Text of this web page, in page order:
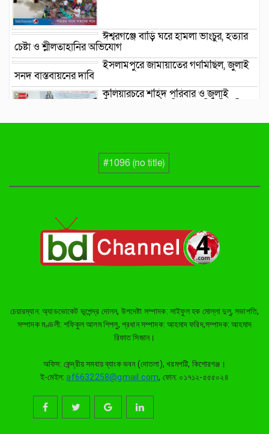
ঈশ্বরগঞ্জে বাড়ি ঘরে হামলা ভাংচুর, হত্যার
চেষ্টা ও শ্লীলতাহানির অভিযোগ
ইসলামপুরে জামায়াতের গণমিছিল, জুলাই
সনদ বাস্তবায়নের দাবি
কুলিয়ারচরে শহিদ পরিবার ও জুলাই
সমাবেশ থেকে জুলাই সনদ বাস্তবায়নের
দাবি
তাড়াইলে জুলাই গণঅভ্যুত্থান দিবস পালন,
সংবর্ধনা পেলেন জুলাই যোদ্ধারা
ইটনায় জুলাই গণঅভ্যুত্থান দিবস পালন
জুলাই গণঅভ্যুত্থান দিবসে কিশোরগঞ্জে
আলোচনাসভা ও সংবর্ধনা
#1096 (no title)
চেয়ারম্যান: অ্যাডভোকেট ভূপেন্দ্র দোলন, উপদেষ্টা সম্পাদক: সাইফুল হক মোল্লা দুলু, সভাপতি,
সম্পাদক মণ্ডলী: শফিকুল আলম শিপলু, প্রধান সম্পাদক: আহমাদ ফরিদ,সম্পাদক: আহমাদ
রিফাত সিজান।
অফিস: কেন্দ্রীয় সমবায় ব্যাংক ভবন (দোতলা), খরমপট্টি, কিশোরগঞ্জ।
ই-মেইল:af6632258@gmail.com, ফোন: ০১৭১২-৫৫৫০২৪